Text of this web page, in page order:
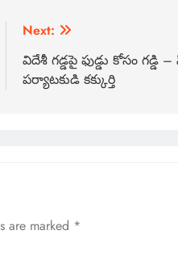
Next:
విదేశీ గడ్డపై ఫుడ్డు కోసం
పర్యాటకుడి కక్కుర్తి
are marked *